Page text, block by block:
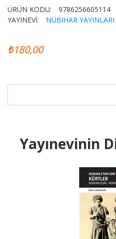
ÜRÜN KODU:
9786256605114
YAYINEVİ:
NÜBIHAR YAYINLARI
₺180,00
Yayınevinin